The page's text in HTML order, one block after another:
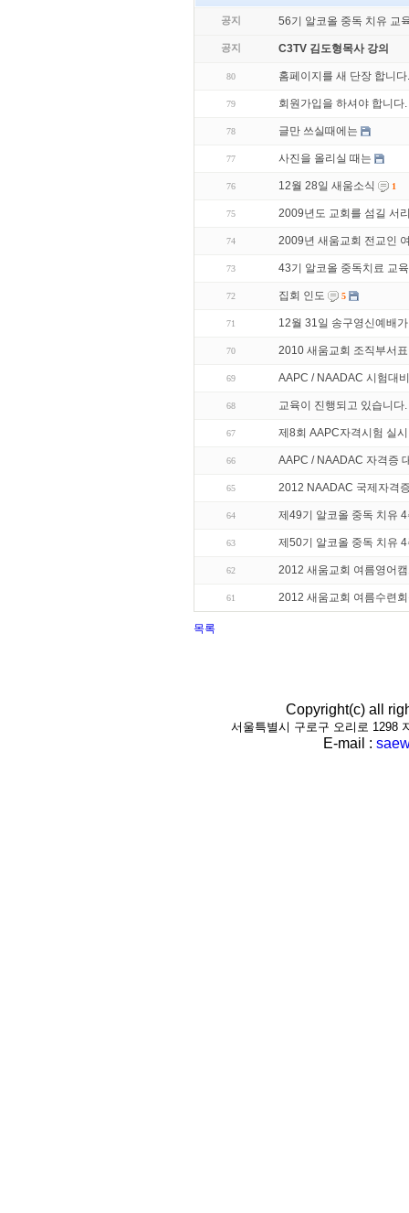
공지 56기 알코올 중독 치유 교
공지 C3TV 김도형목사 강의
80 홈페이지를 새 단장 합니다.
79 회원가입을 하셔야 합니다.
78 글만 쓰실때에는
77 사진을 올리실 때는
76 12월 28일 새움소식 1
75 2009년도 교회를 섬길 서
74 2009년 새움교회 전교인
73 43기 알코올 중독치료 교
72 집회 인도 5
71 12월 31일 송구영신예배
70 2010 새움교회 조직부서표
69 AAPC / NAADAC 시험대
68 교육이 진행되고 있습니다.
67 제8회 AAPC자격시험 실시
66 AAPC / NAADAC 자격증
65 2012 NAADAC 국제자격
64 제49기 알코올 중독 치유
63 제50기 알코올 중독 치유
62 2012 새움교회 여름영어
61 2012 새움교회 여름수련
목록
Copyright(c) all
서울특별시 구로구 오리로 1298
E-mail :